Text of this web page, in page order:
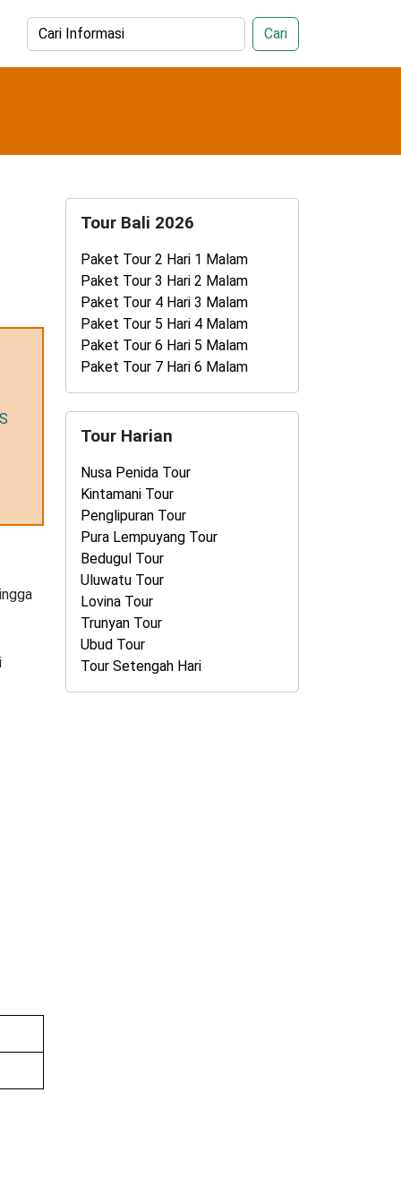
Cari
Tour Bali 2026
Paket Tour 2 Hari 1 Malam
Paket Tour 3 Hari 2 Malam
Paket Tour 4 Hari 3 Malam
Paket Tour 5 Hari 4 Malam
Paket Tour 6 Hari 5 Malam
Paket Tour 7 Hari 6 Malam
Tour Harian
Nusa Penida Tour
Kintamani Tour
Penglipuran Tour
Pura Lempuyang Tour
Bedugul Tour
Uluwatu Tour
Lovina Tour
Trunyan Tour
Ubud Tour
Tour Setengah Hari